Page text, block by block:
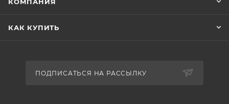
КАК КУПИТЬ
ПОДПИСАТЬСЯ НА РАССЫЛКУ